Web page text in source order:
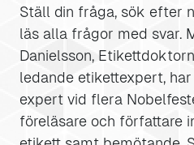
Ställ din fråga, sök efter
läs alla frågor med svar.
Danielsson,
ledande etikettexpert,
expert vid flera
föreläsare och författare